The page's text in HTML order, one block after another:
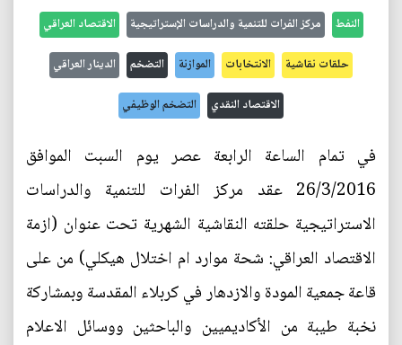
النفط مركز الفرات للتنمية والدراسات الإستراتيجية الاقتصاد العراقي
حلقات نقاشية الانتخابات الموازنة التضخم الدينار العراقي
الاقتصاد النقدي التضخم الوظيفي
في تمام الساعة الرابعة عصر يوم السبت الموافق
26/3/2016 عقد مركز الفرات للتنمية والدراسات
الاستراتيجية حلقته النقاشية الشهرية تحت عنوان (ازمة
الاقتصاد العراقي: شحة موارد ام اختلال هيكلي) من على
قاعة جمعية المودة والازدهار في كربلاء المقدسة وبمشاركة
نخبة طيبة من الأكاديميين والباحثين ووسائل الاعلام